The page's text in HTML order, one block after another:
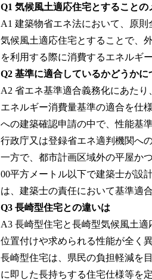
Q1 気候風土適応住宅とすること
A1 建築物省エネ法において、原
気候風土適応住宅とすることで、
を利用する際に消費するエネルギ
Q2 基準に適合しているかどうか
A2 省エネ基準適合義務化にあた
エネルギー消費量基準の適合を仕
への建築確認申請の中で、性能基
行政庁又は登録省エネ適判機関へ
一方で、都市計画区域外の平屋か
00平方メートル以下で建築士が設
は、建築士の責任において基準適
Q3 長崎型住宅との違いは
A3 長崎型住宅と長崎型気候風土
位置付けや求められる性能が全く
長崎型住宅は、県民の負担軽減を
に即した長持ちする住宅仕様等を